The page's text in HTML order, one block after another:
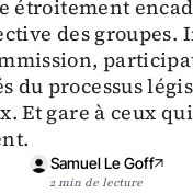
étroitement
des groupes.
du processus
Et gare à ceux qui
Samuel Le Goff
2 min de lecture